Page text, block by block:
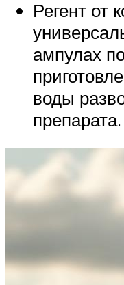
Регент от
ампулах
воды
препарата.